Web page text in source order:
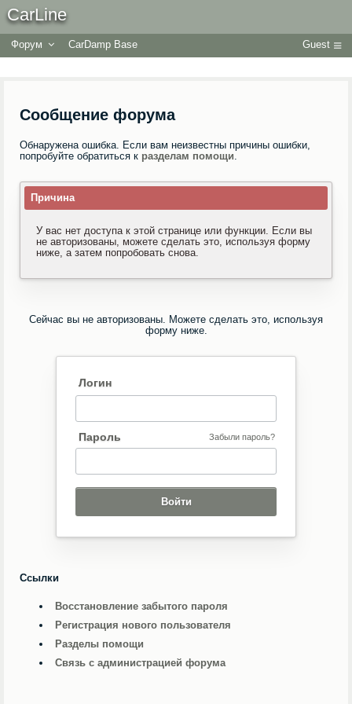
CarLine
Форум CarDamp Base Guest
Сообщение форума
Обнаружена ошибка. Если вам неизвестны причины ошибки,
попробуйте обратиться к разделам помощи.
Причина
У вас нет доступа к этой странице или функции. Если вы
не авторизованы, можете сделать это, используя форму
ниже, а затем попробовать снова.
Сейчас вы не авторизованы. Можете сделать это, используя
форму ниже.
Логин
Пароль Забыли пароль?
Ссылки
Восстановление забытого пароля
Регистрация нового пользователя
Разделы помощи
Связь с администрацией форума